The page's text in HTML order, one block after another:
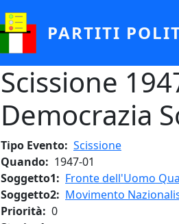
PARTITI
Scissione
Democrazia
Tipo Evento Scissione
Quando
1947-01
Soggetto1
Fronte dell'Uomo
Soggetto2
Movimento
Priorità
0